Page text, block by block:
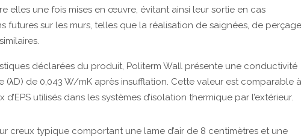
elles une fois mises en œuvre, évitant ainsi leur sortie en cas
futures sur les murs, telles que la réalisation de saignées, de
déclarées du produit, Politerm Wall présente une conductivité
(λD) de 0,043 W/mK après insufflation. Cette valeur est comparable à
utilisés dans les systèmes d’isolation thermique par l’extérieur.
creux typique comportant une lame d’air de 8 centimètres et une